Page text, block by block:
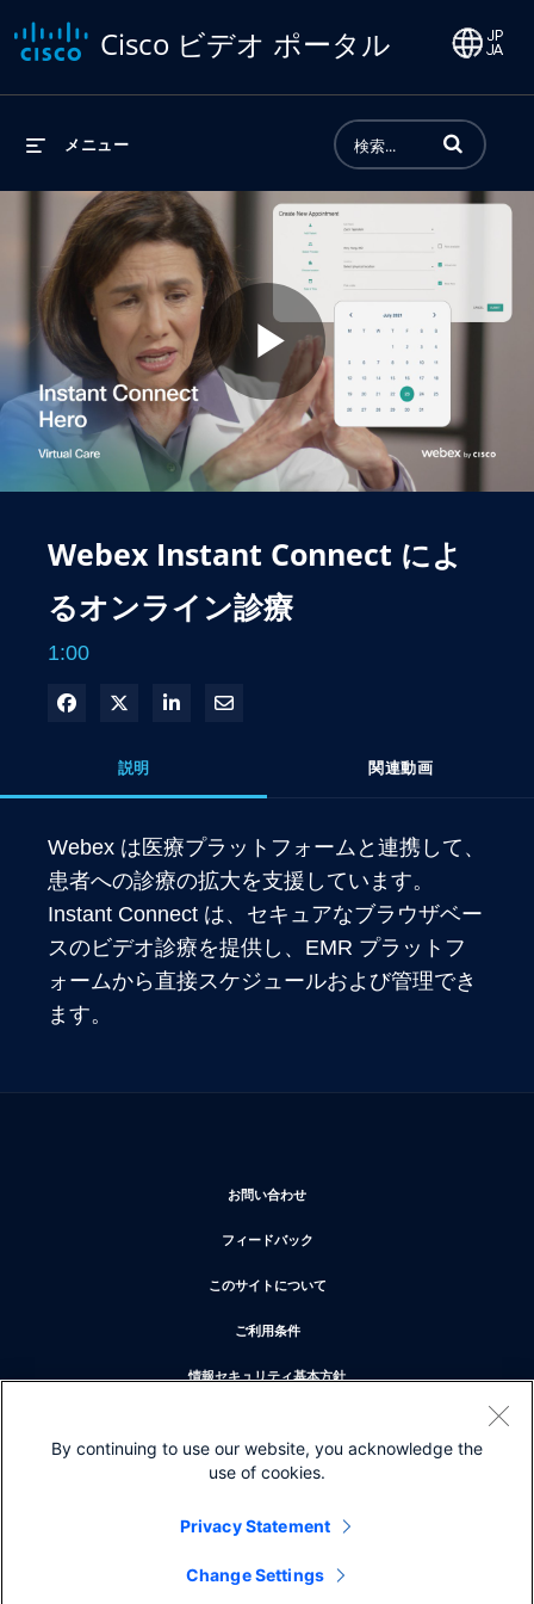
Cisco ビデオ ポータル
メニュー 動画の検索語句
Play
Webex Instant Connect によ
るオンライン診療
1:00
Facebook で共有
Xで共有する
LinkedIn で共有
電子メールで共有
説明 関連動画
Webex は医療プラットフォームと連携して、
患者への診療の拡大を支援しています。
Instant Connect は、セキュアなブラウザベー
スのビデオ診療を提供し、EMR プラットフ
ォームから直接スケジュールおよび管理でき
ます。
お問い合わせ新しいウィンドウで開く
フィードバック新しいウィンドウで開く
このサイトについて新しいウィンドウで開く
ご利用条件新しいウィンドウで開く
情報セキュリティ基本方針新しいウィンドウで開く
クッキー新しいウィンドウで開く
By continuing to use our website, you acknowledge the
use of cookies.
Privacy Statement
Change Settings